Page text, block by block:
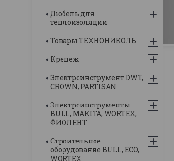
Дюбель для
теплоизоляции
Товары ТЕХНОНИКОЛЬ
Крепеж
Электроинструмент DWT,
CROWN, PARTISAN
Электроинструменты
BULL, MAKITA, WORTEX,
ФИОЛЕНТ
Строительное
оборудование BULL, ECO,
WORTEX